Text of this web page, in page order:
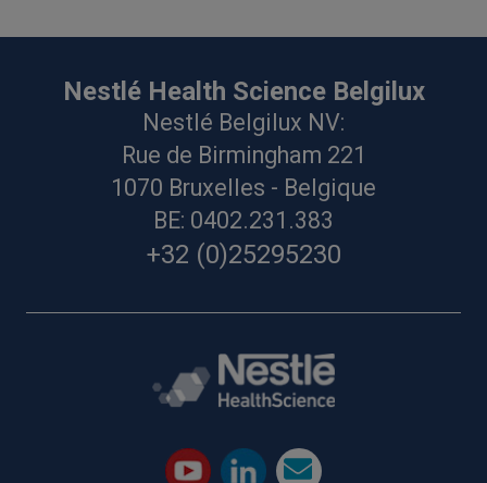
Nestlé Health Science Belgilux
Nestlé Belgilux NV:
Rue de Birmingham 221
1070 Bruxelles - Belgique
BE: 0402.231.383
+32 (0)25295230